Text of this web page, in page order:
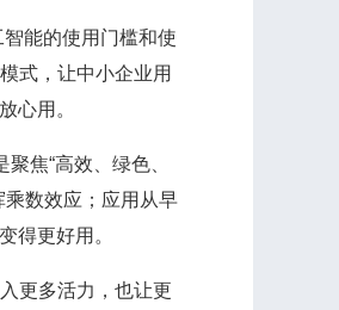
能的使用门槛和使
式，让中小企业用
心用。
焦“高效、绿色、
数效应；应用从早
得更好用。
更多活力，也让更